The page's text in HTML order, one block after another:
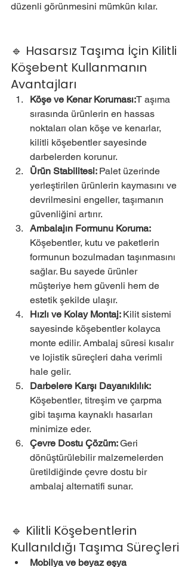
düzenli görünmesini mümkün kılar.
🔹 Hasarsız Taşıma İçin Kilitli
Köşebent Kullanmanın
Avantajları
Köşe ve Kenar Koruması:T aşıma
sırasında ürünlerin en hassas
noktaları olan köşe ve kenarlar,
kilitli köşebentler sayesinde
darbelerden korunur.
Ürün Stabilitesi: Palet üzerinde
yerleştirilen ürünlerin kaymasını ve
devrilmesini engeller, taşımanın
güvenliğini artırır.
Ambalajın Formunu Koruma:
Köşebentler, kutu ve paketlerin
formunun bozulmadan taşınmasını
sağlar. Bu sayede ürünler
müşteriye hem güvenli hem de
estetik şekilde ulaşır.
Hızlı ve Kolay Montaj: Kilit sistemi
sayesinde köşebentler kolayca
monte edilir. Ambalaj süresi kısalır
ve lojistik süreçleri daha verimli
hale gelir.
Darbelere Karşı Dayanıklılık:
Köşebentler, titreşim ve çarpma
gibi taşıma kaynaklı hasarları
minimize eder.
Çevre Dostu Çözüm: Geri
dönüştürülebilir malzemelerden
üretildiğinde çevre dostu bir
ambalaj alternatifi sunar.
🔹 Kilitli Köşebentlerin
Kullanıldığı Taşıma Süreçleri
Mobilya ve beyaz eşya